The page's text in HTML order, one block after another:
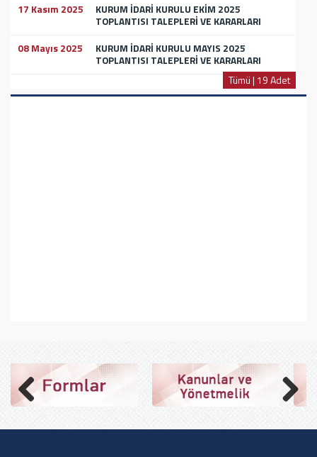
17 Kasım 2025
KURUM İDARİ KURULU EKİM 2025
TOPLANTISI TALEPLERİ VE KARARLARI
08 Mayıs 2025
KURUM İDARİ KURULU MAYIS 2025
TOPLANTISI TALEPLERİ VE KARARLARI
Tümü | 19 Adet